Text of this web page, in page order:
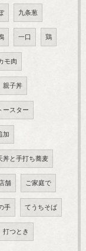
九条葱
一口 鶏
モ肉
親子丼
トースター
加
丼と手打ち蕎麦
舗 ご家庭で
手 てうちそば
打つとき